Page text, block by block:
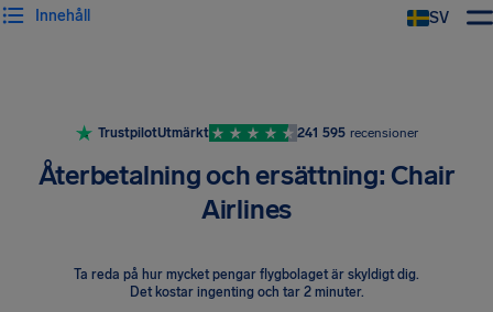
SV
Innehåll
TrustpilotUtmärkt 241 595 recensioner
Återbetalning och ersättning: Chair
Airlines
Ta reda på hur mycket pengar flygbolaget är skyldigt dig.
Det kostar ingenting och tar 2 minuter.